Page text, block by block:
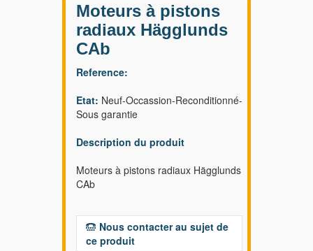
Moteurs à pistons
radiaux Hägglunds
CAb
Reference:
Etat: Neuf-Occassion-Reconditionné-
Sous garantie
Description du produit
Moteurs à pistons radiaux Hägglunds
CAb
Nous contacter au sujet de
ce produit